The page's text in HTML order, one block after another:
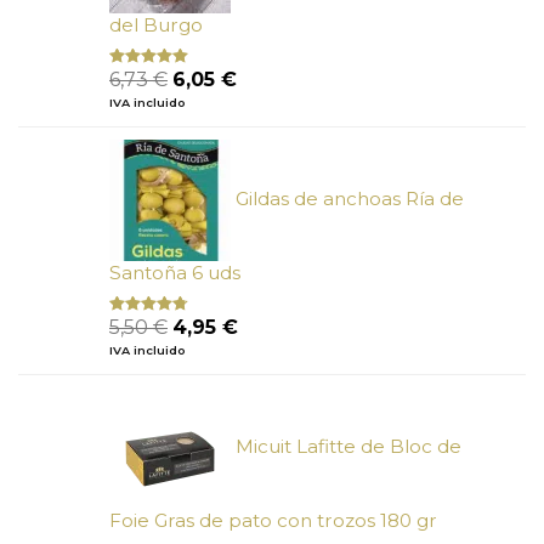
del Burgo
Valorado
con
de
5
6,73€ El
precio
era:
6,73 €.
6,05 €El
IVA incluido
Gildas de anchoas Ría de
Santoña 6 uds
Valorado
con
de 5
5,50€ El
precio
4,95 €El
IVA incluido
Micuit Lafitte de Bloc de
Foie Gras de pato con trozos 180 gr